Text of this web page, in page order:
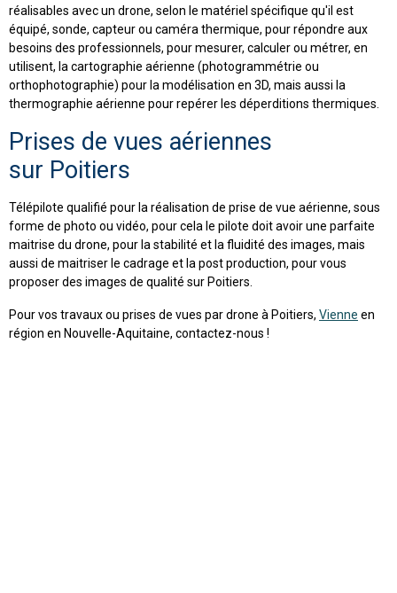
réalisables avec un drone, selon le matériel spécifique qu'il est
équipé, sonde, capteur ou caméra thermique, pour répondre aux
besoins des professionnels, pour mesurer, calculer ou métrer, en
utilisent, la cartographie aérienne (photogrammétrie ou
orthophotographie) pour la modélisation en 3D, mais aussi la
thermographie aérienne pour repérer les déperditions thermiques.
Prises de vues aériennes
sur Poitiers
Télépilote qualifié pour la réalisation de prise de vue aérienne, sous
forme de photo ou vidéo, pour cela le pilote doit avoir une parfaite
maitrise du drone, pour la stabilité et la fluidité des images, mais
aussi de maitriser le cadrage et la post production, pour vous
proposer des images de qualité sur Poitiers.
Pour vos travaux ou prises de vues par drone à Poitiers, Vienne en
région en Nouvelle-Aquitaine, contactez-nous !